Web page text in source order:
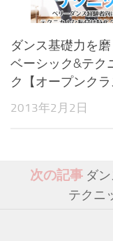
ダンス基礎力を磨
ベーシック&テク
ク【オープンクラ
2013年2月2日
次の記事 ダ
テクニ